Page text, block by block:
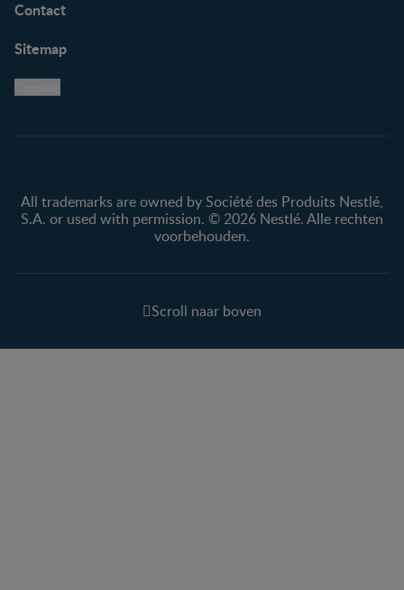
Contact
Sitemap
All trademarks are owned by Société des Produits Nestlé,
S.A. or used with permission. © 2026 Nestlé. Alle rechten
voorbehouden.
Scroll naar boven